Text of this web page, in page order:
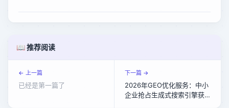
📖 推荐阅读
← 上一篇
已经是第一篇了
下一篇 →
2026年GEO优化服务：中小
企业抢占生成式搜索引擎获